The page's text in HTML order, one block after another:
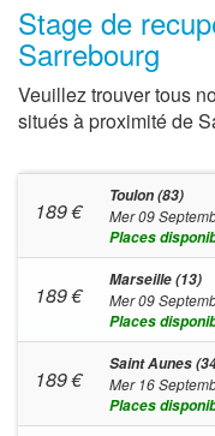
Stage de
Sarrebourg
Veuillez trouver tous
situés à proximité de
189€
Toulon (83)
Mer 09
Places
189€
Marseille (13)
Mer 09
Places
189€
Saint Aunes
Mer 16
Places